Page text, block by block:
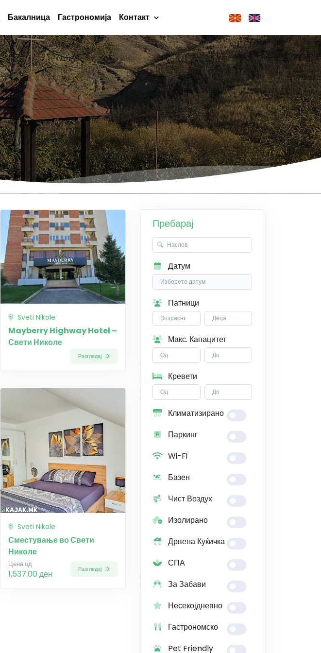
Бакалница Гастрономија Контакт
Пребарај
Датум
Патници
Макс. Капацитет
Кревети
Климатизирано
Паркинг
Wi-Fi
Базен
Чист Воздух
Изолирано
Дрвена Куќичка
СПА
За Забави
Несекојдневно
Гастрономско
Pet Friendly
Sveti Nikole
Mayberry Highway Hotel –
Свети Николе
Разгледај
Sveti Nikole
Сместување во Свети
Николе
Цена од
1,537.00 ден Разгледај